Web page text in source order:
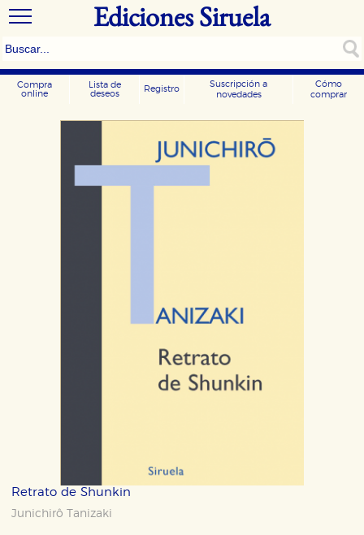
Ediciones Siruela
Compra
online
Lista de
deseos
Registro
Suscripción a
novedades
Cómo
comprar
Retrato de Shunkin
Junichirô Tanizaki